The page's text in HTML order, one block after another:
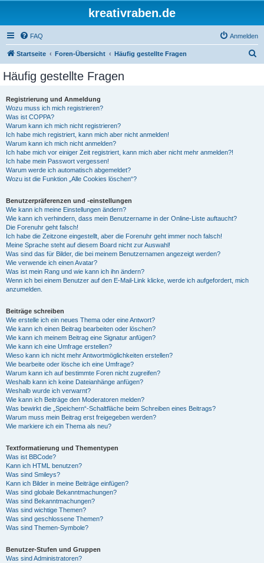
kreativraben.de
FAQ Anmelden
Startseite Foren-Übersicht Häufig gestellte Fragen
Häufig gestellte Fragen
Registrierung und Anmeldung
Wozu muss ich mich registrieren?
Was ist COPPA?
Warum kann ich mich nicht registrieren?
Ich habe mich registriert, kann mich aber nicht anmelden!
Warum kann ich mich nicht anmelden?
Ich habe mich vor einiger Zeit registriert, kann mich aber nicht mehr anmelden?!
Ich habe mein Passwort vergessen!
Warum werde ich automatisch abgemeldet?
Wozu ist die Funktion „Alle Cookies löschen“?
Benutzerpräferenzen und -einstellungen
Wie kann ich meine Einstellungen ändern?
Wie kann ich verhindern, dass mein Benutzername in der Online-Liste auftaucht?
Die Forenuhr geht falsch!
Ich habe die Zeitzone eingestellt, aber die Forenuhr geht immer noch falsch!
Meine Sprache steht auf diesem Board nicht zur Auswahl!
Was sind das für Bilder, die bei meinem Benutzernamen angezeigt werden?
Wie verwende ich einen Avatar?
Was ist mein Rang und wie kann ich ihn ändern?
Wenn ich bei einem Benutzer auf den E-Mail-Link klicke, werde ich aufgefordert, mich
anzumelden.
Beiträge schreiben
Wie erstelle ich ein neues Thema oder eine Antwort?
Wie kann ich einen Beitrag bearbeiten oder löschen?
Wie kann ich meinem Beitrag eine Signatur anfügen?
Wie kann ich eine Umfrage erstellen?
Wieso kann ich nicht mehr Antwortmöglichkeiten erstellen?
Wie bearbeite oder lösche ich eine Umfrage?
Warum kann ich auf bestimmte Foren nicht zugreifen?
Weshalb kann ich keine Dateianhänge anfügen?
Weshalb wurde ich verwarnt?
Wie kann ich Beiträge den Moderatoren melden?
Was bewirkt die „Speichern“-Schaltfläche beim Schreiben eines Beitrags?
Warum muss mein Beitrag erst freigegeben werden?
Wie markiere ich ein Thema als neu?
Textformatierung und Thementypen
Was ist BBCode?
Kann ich HTML benutzen?
Was sind Smileys?
Kann ich Bilder in meine Beiträge einfügen?
Was sind globale Bekanntmachungen?
Was sind Bekanntmachungen?
Was sind wichtige Themen?
Was sind geschlossene Themen?
Was sind Themen-Symbole?
Benutzer-Stufen und Gruppen
Was sind Administratoren?